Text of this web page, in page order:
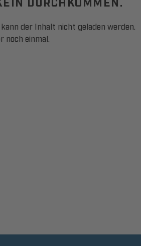
der Inhalt nicht geladen werden.
noch einmal.